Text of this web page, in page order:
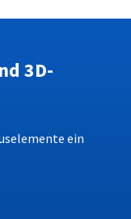
nd 3D-
ein